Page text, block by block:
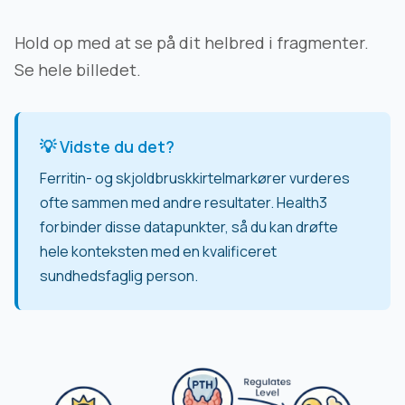
Hold op med at se på dit helbred i fragmenter.
Se hele billedet.
💡 Vidste du det?
Ferritin- og skjoldbruskkirtelmarkører vurderes
ofte sammen med andre resultater. Health3
forbinder disse datapunkter, så du kan drøfte
hele konteksten med en kvalificeret
sundhedsfaglig person.